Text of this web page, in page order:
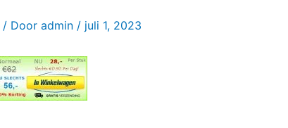
/ Door admin / juli 1, 2023